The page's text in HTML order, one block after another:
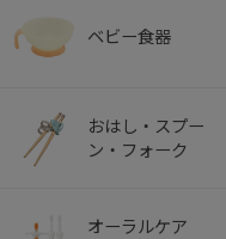
ベビー食器
おはし・スプー
ン・フォーク
オーラルケア